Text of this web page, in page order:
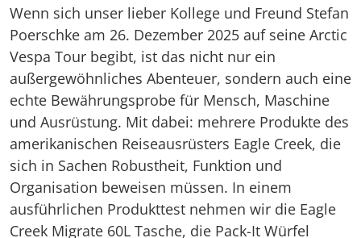
Wenn sich unser lieber Kollege und Freund Stefan
Poerschke am 26. Dezember 2025 auf seine Arctic
Vespa Tour begibt, ist das nicht nur ein
außergewöhnliches Abenteuer, sondern auch eine
echte Bewährungsprobe für Mensch, Maschine
und Ausrüstung. Mit dabei: mehrere Produkte des
amerikanischen Reiseausrüsters Eagle Creek, die
sich in Sachen Robustheit, Funktion und
Organisation beweisen müssen. In einem
ausführlichen Produkttest nehmen wir die Eagle
Creek Migrate 60L Tasche, die Pack-It Würfel